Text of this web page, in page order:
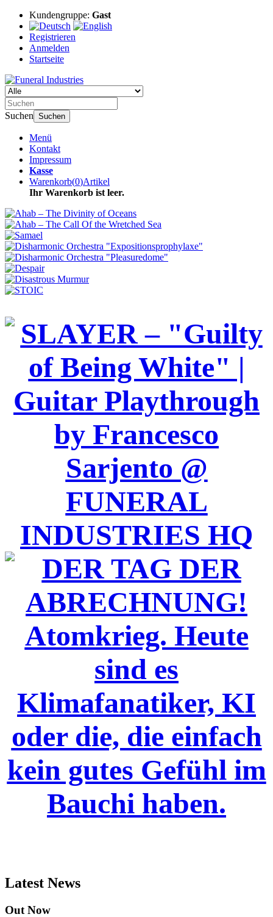
Kundengruppe: Gast
Registrieren
Anmelden
Startseite
Suchen Suchen
Menü
Kontakt
Impressum
Kasse
Warenkorb(0)Artikel
Ihr Warenkorb ist leer.
Latest News
Out Now